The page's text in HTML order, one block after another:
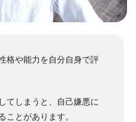
格や能力を自分自身で評
てしまうと、自己嫌悪に
ことがあります。